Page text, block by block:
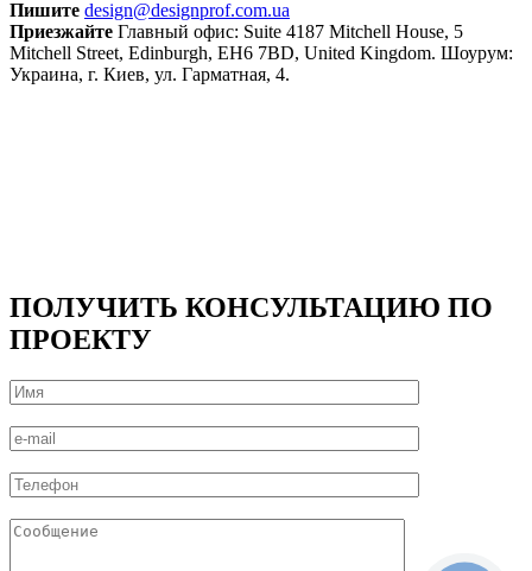
Пишите design@designprof.com.ua
Приезжайте Главный офис: Suite 4187 Mitchell House, 5
Mitchell Street, Edinburgh, EH6 7BD, United Kingdom. Шоурум:
Украина, г. Киев, ул. Гарматная, 4.
ПОЛУЧИТЬ КОНСУЛЬТАЦИЮ ПО
ПРОЕКТУ